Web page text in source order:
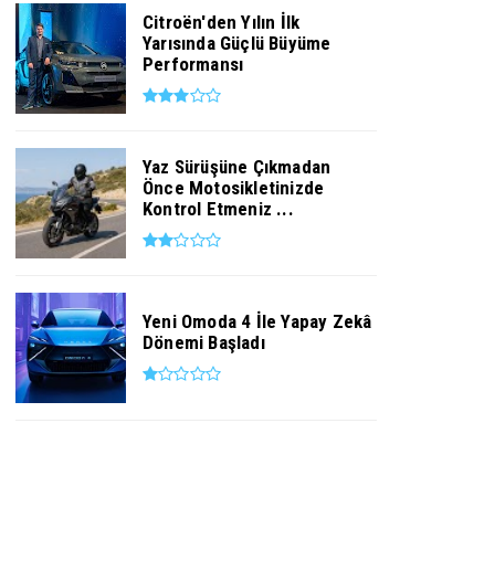
Citroën'den Yılın İlk
Yarısında Güçlü Büyüme
Performansı
Yaz Sürüşüne Çıkmadan
Önce Motosikletinizde
Kontrol Etmeniz ...
Yeni Omoda 4 İle Yapay Zekâ
Dönemi Başladı